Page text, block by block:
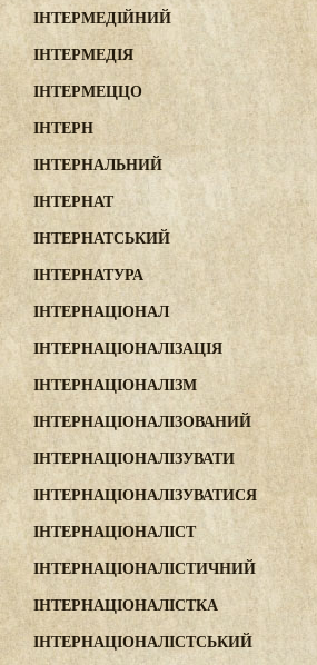
ІНТЕРМЕДІЙНИЙ
ІНТЕРМЕДІЯ
ІНТЕРМЕЦЦО
ІНТЕРН
ІНТЕРНАЛЬНИЙ
ІНТЕРНАТ
ІНТЕРНАТСЬКИЙ
ІНТЕРНАТУРА
ІНТЕРНАЦІОНАЛ
ІНТЕРНАЦІОНАЛІЗАЦІЯ
ІНТЕРНАЦІОНАЛІЗМ
ІНТЕРНАЦІОНАЛІЗОВАНИЙ
ІНТЕРНАЦІОНАЛІЗУВАТИ
ІНТЕРНАЦІОНАЛІЗУВАТИСЯ
ІНТЕРНАЦІОНАЛІСТ
ІНТЕРНАЦІОНАЛІСТИЧНИЙ
ІНТЕРНАЦІОНАЛІСТКА
ІНТЕРНАЦІОНАЛІСТСЬКИЙ